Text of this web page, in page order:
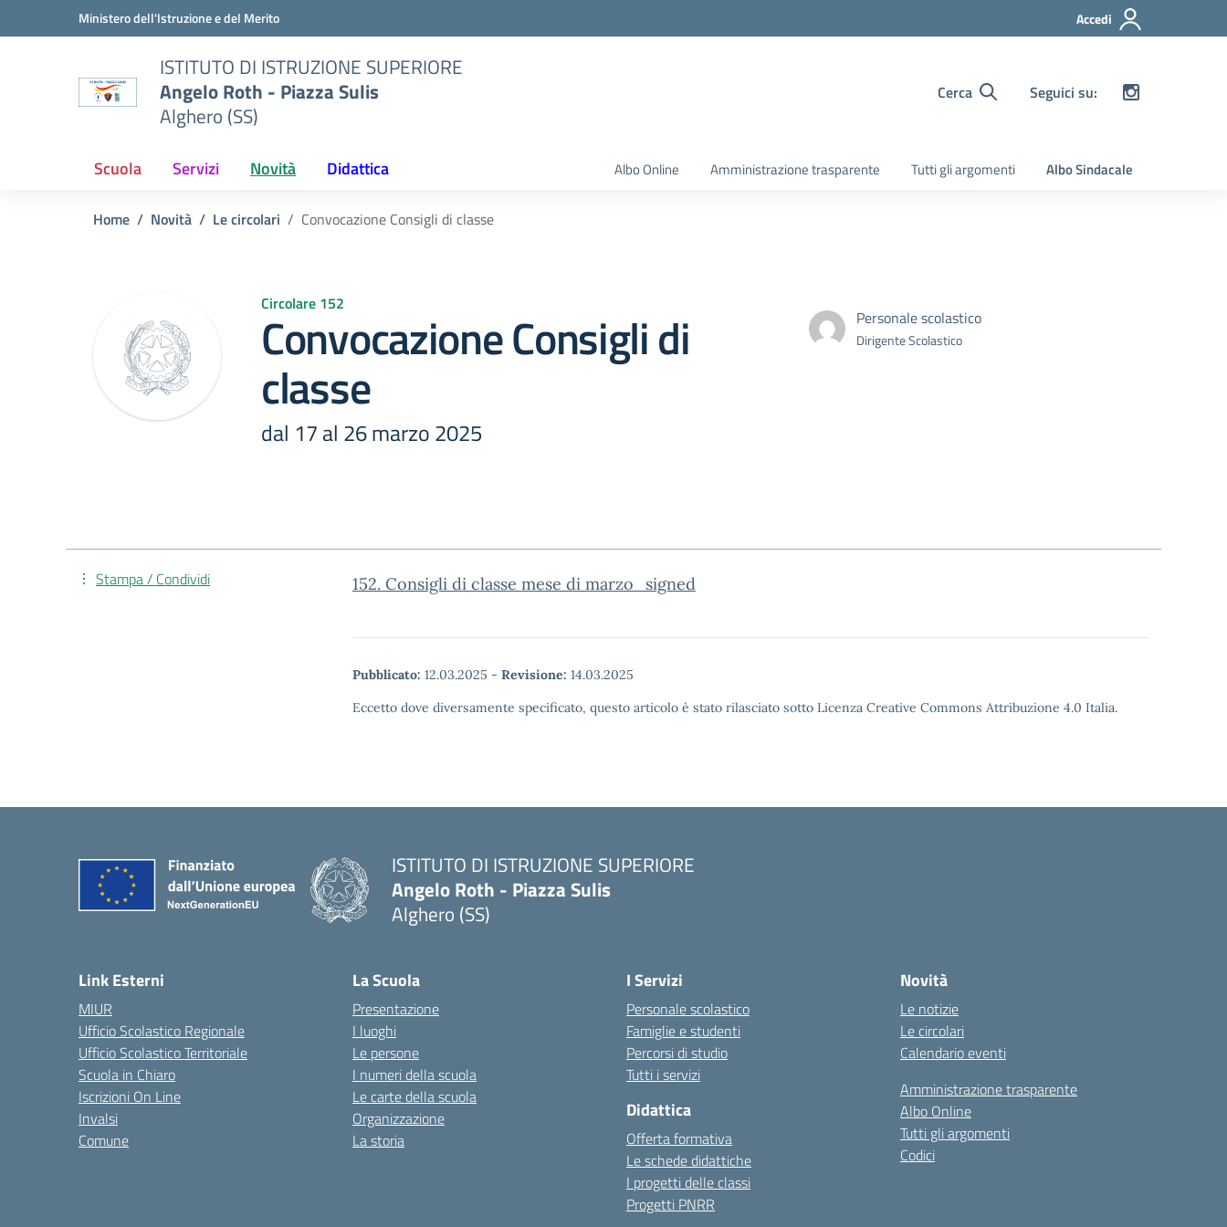
Vai ai contenuti
Vai al menu di navigazioneMinistero dell'Istruzione e del Merito Accedi
ISTITUTO DI ISTRUZIONE SUPERIORE
Angelo Roth - Piazza Sulis
Alghero (SS)
Cerca Seguici su:
Scuola Servizi Novità Didattica Albo Online Amministrazione trasparente Tutti gli argomenti Albo Sindacale
Home Novità Le circolari Convocazione Consigli di classe
Circolare 152
Convocazione Consigli di
classe
dal 17 al 26 marzo 2025
Personale scolastico
Dirigente Scolastico
152. Consigli di classe mese di marzo_signed
Pubblicato: 12.03.2025 - Revisione: 14.03.2025
Eccetto dove diversamente specificato, questo articolo è stato rilasciato sotto Licenza Creative Commons Attribuzione 4.0 Italia.
Stampa / Condividi
ISTITUTO DI ISTRUZIONE SUPERIORE
Angelo Roth - Piazza Sulis
Alghero (SS)
Link Esterni
MIUR
Ufficio Scolastico Regionale
Ufficio Scolastico Territoriale
Scuola in Chiaro
Iscrizioni On Line
Invalsi
Comune
La Scuola
Presentazione
I luoghi
Le persone
I numeri della scuola
Le carte della scuola
Organizzazione
La storia
I Servizi
Personale scolastico
Famiglie e studenti
Percorsi di studio
Tutti i servizi
Didattica
Offerta formativa
Le schede didattiche
I progetti delle classi
Progetti PNRR
Novità
Le notizie
Le circolari
Calendario eventi
Amministrazione trasparente
Albo Online
Tutti gli argomenti
Codici